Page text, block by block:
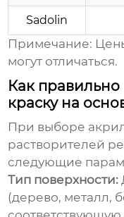
Sadolin
Примечание:
могут отличаться.
Как
краску на
При выборе
растворителей
следующие
Тип поверхности:
(дерево, металл,